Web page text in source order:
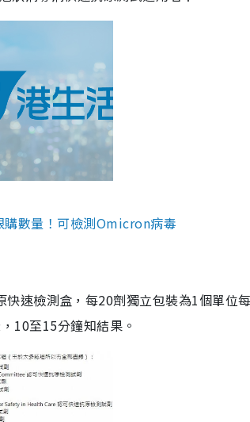
購數量！可檢測Omicron病毒
速檢測盒，每20劑獨立包裝為1個單位
10至15分鐘知結果。